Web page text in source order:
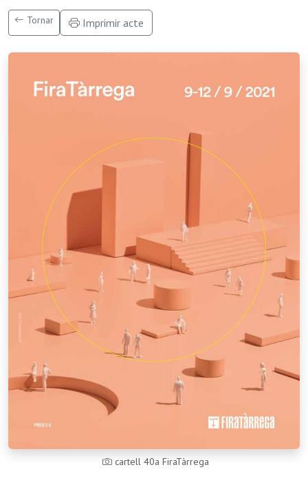
Tornar Imprimir acte
cartell 40a FiraTàrrega